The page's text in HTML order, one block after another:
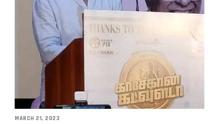
MARCH 21, 2023